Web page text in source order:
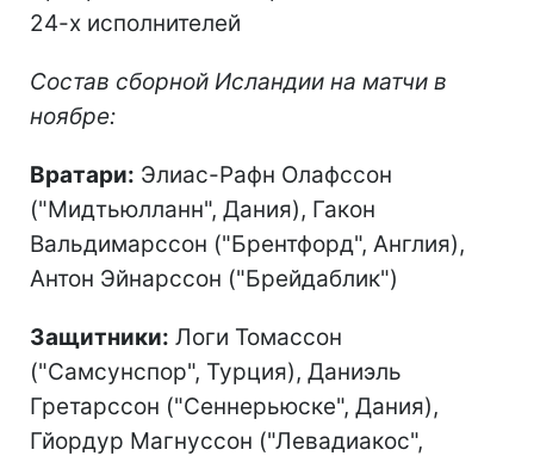
24-х исполнителей
Состав сборной Исландии на матчи в
ноябре:
Вратари: Элиас-Рафн Олафссон
("Мидтьюлланн", Дания), Гакон
Вальдимарссон ("Брентфорд", Англия),
Антон Эйнарссон ("Брейдаблик")
Защитники: Логи Томассон
("Самсунспор", Турция), Даниэль
Гретарссон ("Сеннерьюске", Дания),
Гйордур Магнуссон ("Левадиакос",